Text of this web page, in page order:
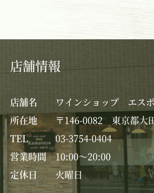
店舗情報
店舗名
ワインショップ エス
所在地
〒146-0082 東京都大
TEL
03-3754-0404
営業時間
10:00～20:00
定休日
火曜日